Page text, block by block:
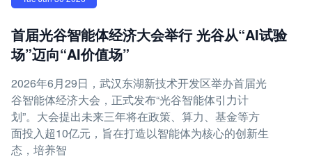
首届光谷智能体经济大会举行 光谷从“AI试验
场”迈向“AI价值场”
2026年6月29日，武汉东湖新技术开发区举办首届光
谷智能体经济大会，正式发布“光谷智能体引力计
划”。大会提出未来三年将在政策、算力、基金等方
面投入超10亿元，旨在打造以智能体为核心的创新生
态，培养智